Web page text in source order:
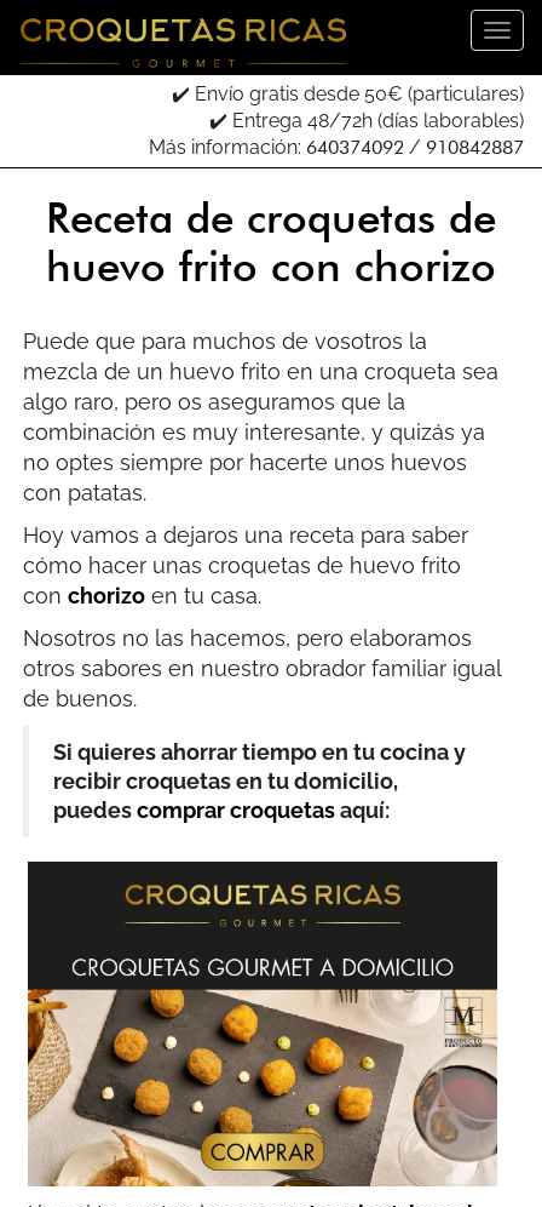
✔️ Envío gratis desde 50€ (particulares)
✔️ Entrega 48/72h (días laborables)
Más información: 640374092 / 910842887
Receta de croquetas de
huevo frito con chorizo
Puede que para muchos de vosotros la
mezcla de un huevo frito en una croqueta sea
algo raro, pero os aseguramos que la
combinación es muy interesante, y quizás ya
no optes siempre por hacerte unos huevos
con patatas.
Hoy vamos a dejaros una receta para saber
cómo hacer unas croquetas de huevo frito
conchorizo en tu casa.
Nosotros no las hacemos, pero elaboramos
otros sabores en nuestro obrador familiar igual
de buenos.
Si quieres ahorrar tiempo en tu cocina y
recibir croquetas en tu domicilio,
puedescomprar croquetas aquí: